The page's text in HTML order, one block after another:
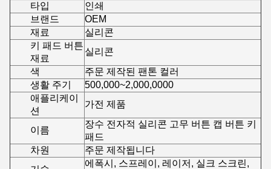
타입
인쇄
브랜드
OEM
재료
실리콘
키 패드 버튼
재료
실리콘
색
주문 제작된 팬톤 컬러
생활 주기
500,000~2,000,0000
애플리케이
션
가전 제품
이름
장수 전자적 실리콘 고무 버튼 캡 버튼 키
패드
차원
주문 제작됩니다
에폭시, 스프레이, 레이저, 실크 스크린,